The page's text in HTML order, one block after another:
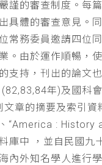
謹的審查制度。每
具體的審查意見。
常務委員邀請四位
。由於運作順暢，
支持，刊出的論文
年)及國科
章的摘要及索引資
“America : History
庫中 ，並自民國九
內外知名學人進行